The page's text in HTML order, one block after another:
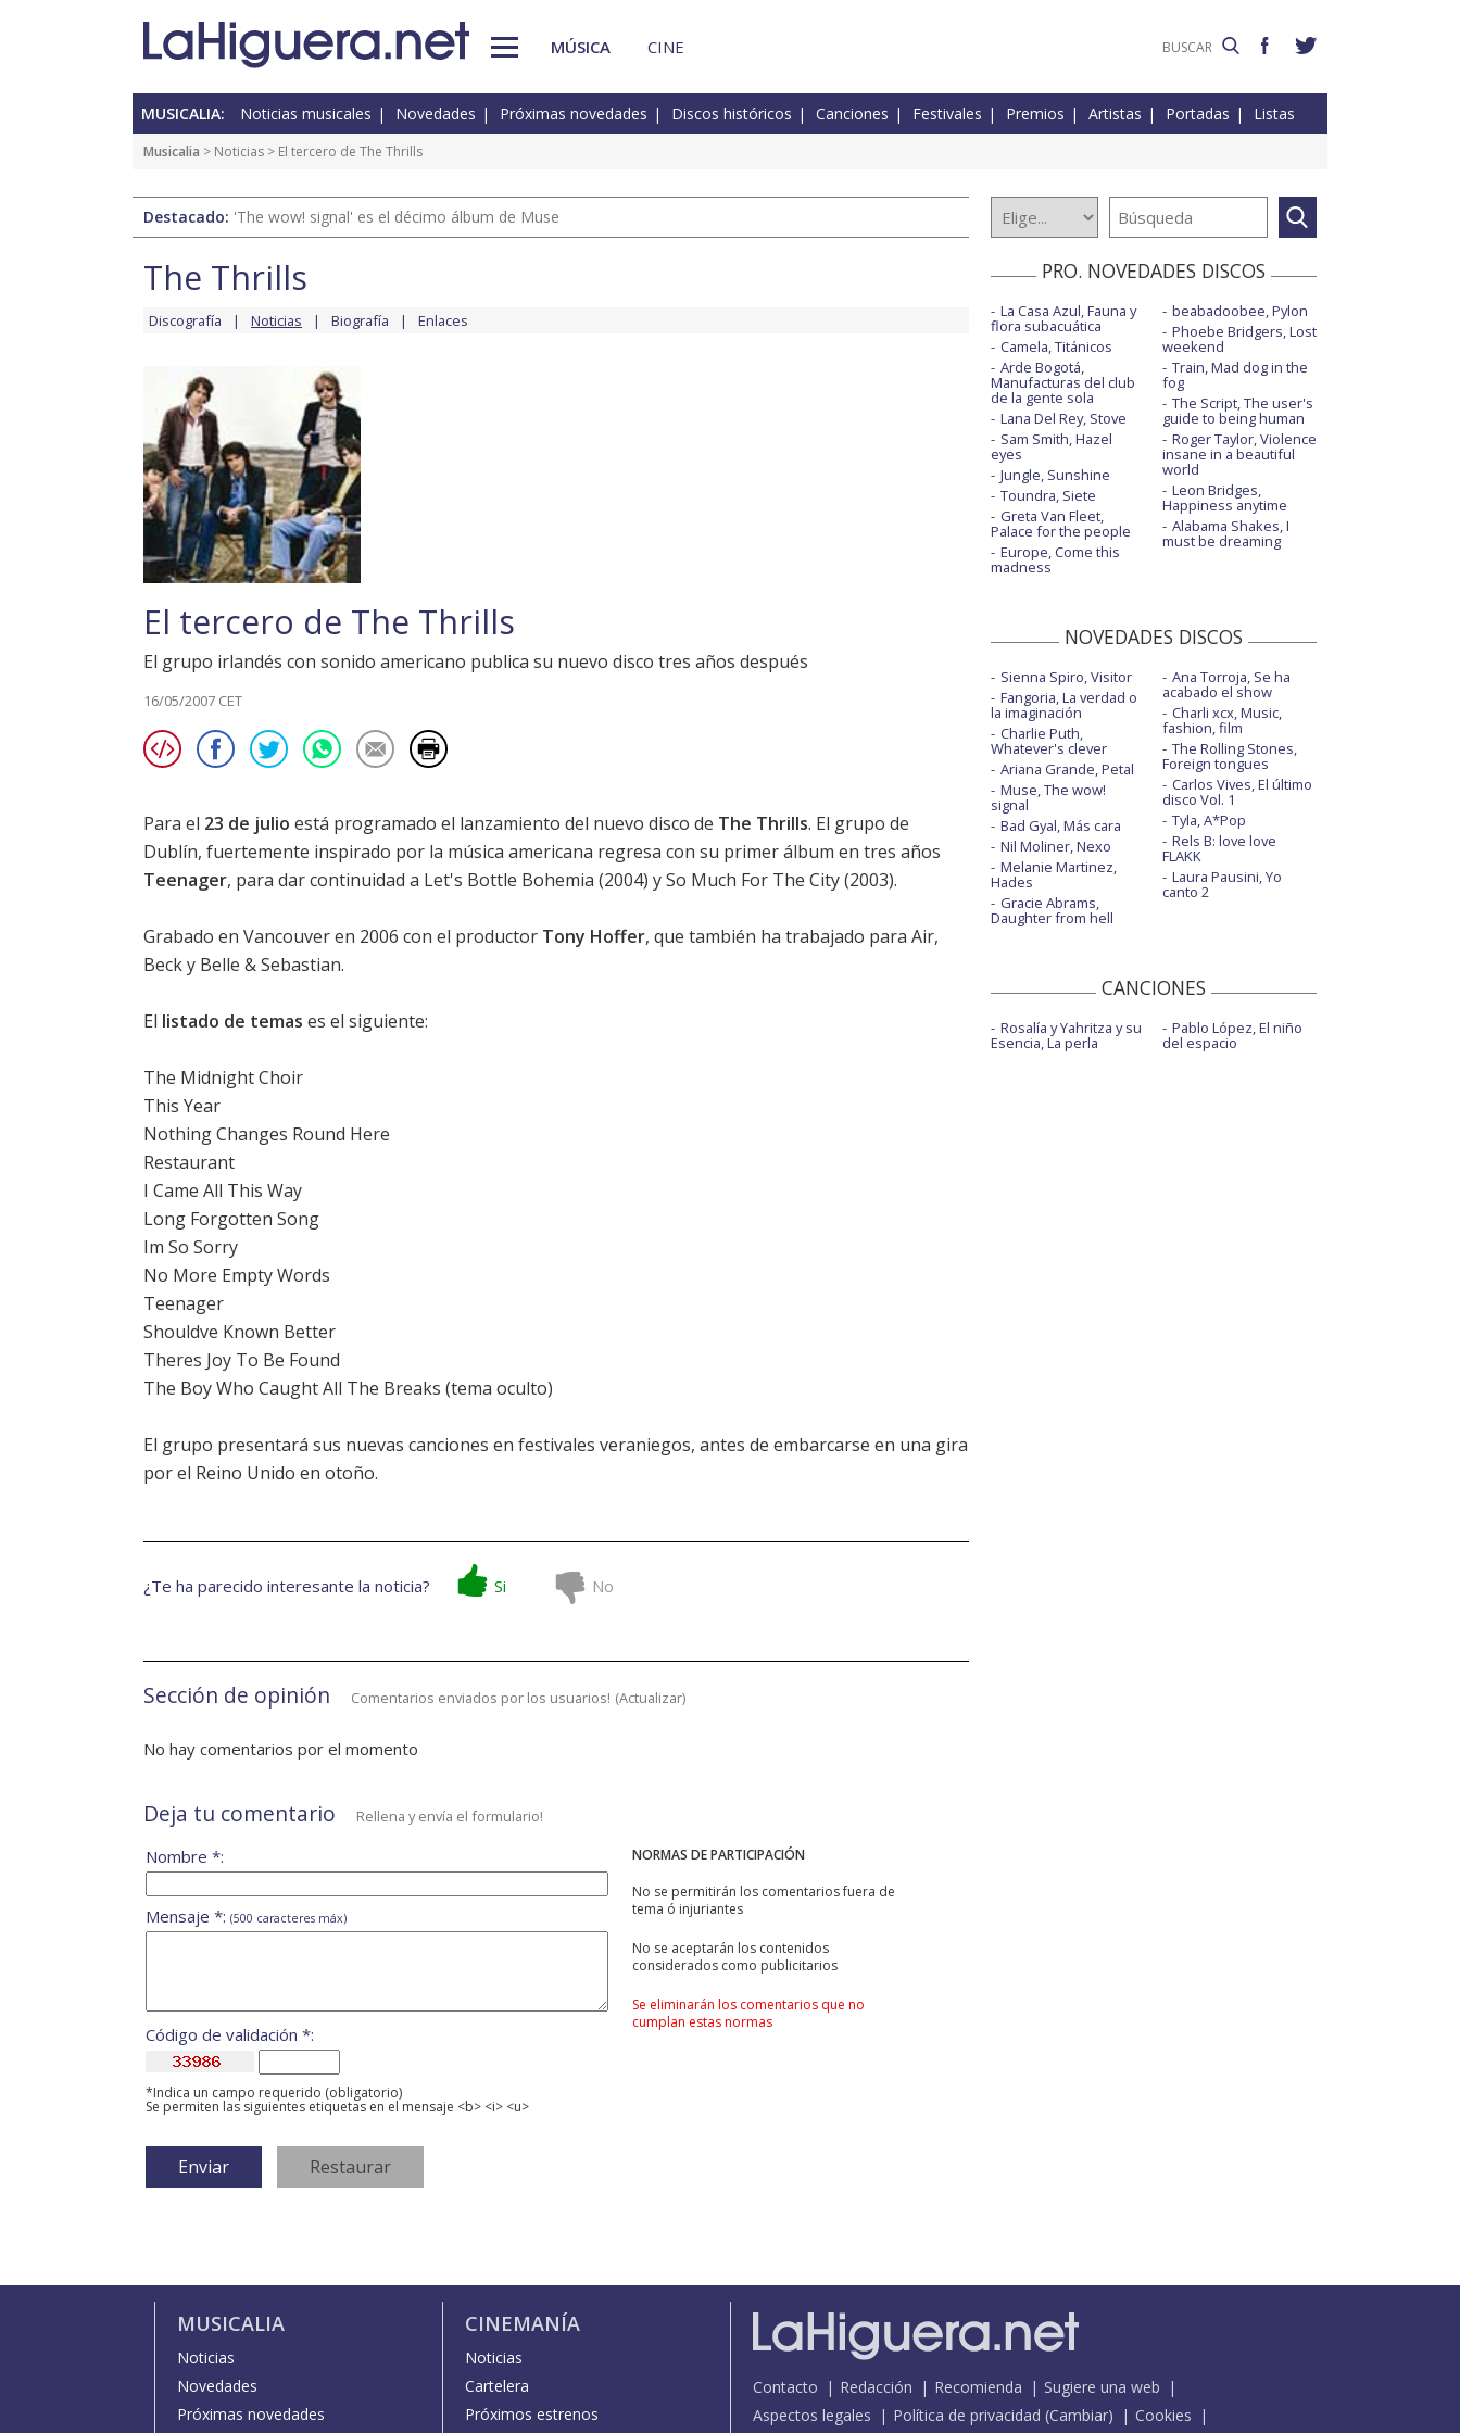
MÚSICA CINE
MUSICALIA: Noticias musicales Novedades Próximas novedades Discos históricos Canciones Festivales Premios Artistas Portadas Listas
Musicalia > Noticias > El tercero de The Thrills
Destacado: 'The wow! signal' es el décimo álbum de Muse
The Thrills
Discografía Noticias Biografía Enlaces
El tercero de The Thrills
El grupo irlandés con sonido americano publica su nuevo disco tres años después
16/05/2007 CET
Para el 23 de julio está programado el lanzamiento del nuevo disco de The Thrills. El grupo de
Dublín, fuertemente inspirado por la música americana regresa con su primer álbum en tres años
Teenager, para dar continuidad a Let's Bottle Bohemia (2004) ySo Much For The City(2003).
Grabado en Vancouver en 2006 con el productor Tony Hoffer, que también ha trabajado para Air,
Beck y Belle & Sebastian.
El listado de temas es el siguiente:
The Midnight Choir
This Year
Nothing Changes Round Here
Restaurant
I Came All This Way
Long Forgotten Song
Im So Sorry
No More Empty Words
Teenager
Shouldve Known Better
Theres Joy To Be Found
The Boy Who Caught All The Breaks (tema oculto)
El grupo presentará sus nuevas canciones en festivales veraniegos, antes de embarcarse en una gira
por el Reino Unido en otoño.
¿Te ha parecido interesante la noticia? Si No
Sección de opinión Comentarios enviados por los usuarios! (Actualizar)
No hay comentarios por el momento
Deja tu comentario Rellena y envía el formulario!
NORMAS DE PARTICIPACIÓN
No se permitirán los comentarios fuera de
tema ó injuriantes
No se aceptarán los contenidos
considerados como publicitarios
Se eliminarán los comentarios que no
cumplan estas normas
Nombre *:
Mensaje *: (500 caracteres máx)
Código de validación *:
*Indica un campo requerido (obligatorio)
Se permiten las siguientes etiquetas en el mensaje <b> <i> <u>
PRO. NOVEDADES DISCOS
La Casa Azul, Fauna y
flora subacuática
Camela, Titánicos
Arde Bogotá,
Manufacturas del club
de la gente sola
Lana Del Rey, Stove
Sam Smith, Hazel
eyes
Jungle, Sunshine
Toundra, Siete
Greta Van Fleet,
Palace for the people
Europe, Come this
madness
beabadoobee, Pylon
Phoebe Bridgers, Lost
weekend
Train, Mad dog in the
fog
The Script, The user's
guide to being human
Roger Taylor, Violence
insane in a beautiful
world
Leon Bridges,
Happiness anytime
Alabama Shakes, I
must be dreaming
NOVEDADES DISCOS
Sienna Spiro, Visitor
Fangoria, La verdad o
la imaginación
Charlie Puth,
Whatever's clever
Ariana Grande, Petal
Muse, The wow!
signal
Bad Gyal, Más cara
Nil Moliner, Nexo
Melanie Martinez,
Hades
Gracie Abrams,
Daughter from hell
Ana Torroja, Se ha
acabado el show
Charli xcx, Music,
fashion, film
The Rolling Stones,
Foreign tongues
Carlos Vives, El último
disco Vol. 1
Tyla, A*Pop
Rels B: love love
FLAKK
Laura Pausini, Yo
canto 2
CANCIONES
Rosalía y Yahritza y su
Esencia, La perla
Pablo López, El niño
del espacio
MUSICALIA
Noticias
Novedades
Próximas novedades
CINEMANÍA
Noticias
Cartelera
Próximos estrenos
Contacto Redacción Recomienda
Sugiere una web
Aspectos legales
Política de privacidad (Cambiar)
Cookies